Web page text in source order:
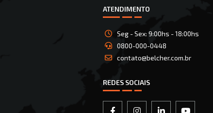
ATENDIMENTO
Seg - Sex: 9:00hs - 18:00hs
0800-000-0448
contato@belcher.com.br
REDES SOCIAIS